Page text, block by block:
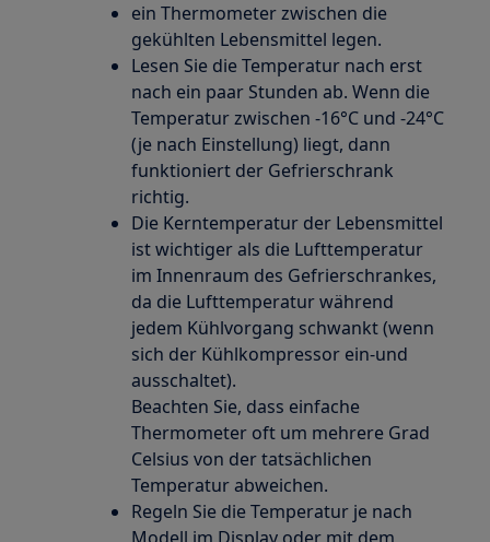
ein Thermometer zwischen die
gekühlten Lebensmittel legen.
Lesen Sie die Temperatur nach erst
nach ein paar Stunden ab. Wenn die
Temperatur zwischen -16°C und -24°C
(je nach Einstellung) liegt, dann
funktioniert der Gefrierschrank
richtig.
Die Kerntemperatur der Lebensmittel
ist wichtiger als die Lufttemperatur
im Innenraum des Gefrierschrankes,
da die Lufttemperatur während
jedem Kühlvorgang schwankt (wenn
sich der Kühlkompressor ein-und
ausschaltet).
Beachten Sie, dass einfache
Thermometer oft um mehrere Grad
Celsius von der tatsächlichen
Temperatur abweichen.
Regeln Sie die Temperatur je nach